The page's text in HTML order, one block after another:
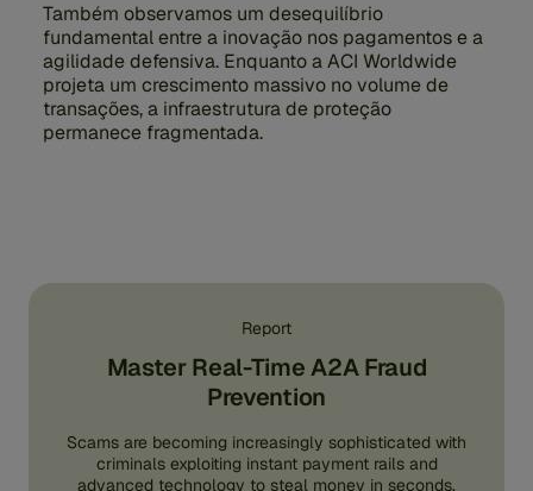
Também observamos um desequilíbrio
fundamental entre a inovação nos pagamentos e a
agilidade defensiva. Enquanto a ACI Worldwide
projeta um crescimento massivo no volume de
transações, a infraestrutura de proteção
permanece fragmentada.
Report
Master Real-Time A2A Fraud
Prevention
Scams are becoming increasingly sophisticated with
criminals exploiting instant payment rails and
advanced technology to steal money in seconds.